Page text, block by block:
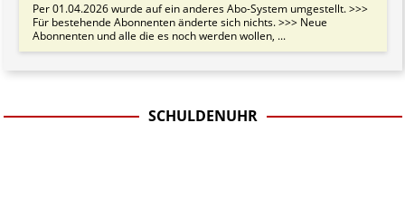
Per 01.04.2026 wurde auf ein anderes Abo-System umgestellt. >>>
Für bestehende Abonnenten änderte sich nichts. >>> Neue
Abonnenten und alle die es noch werden wollen, ...
SCHULDENUHR